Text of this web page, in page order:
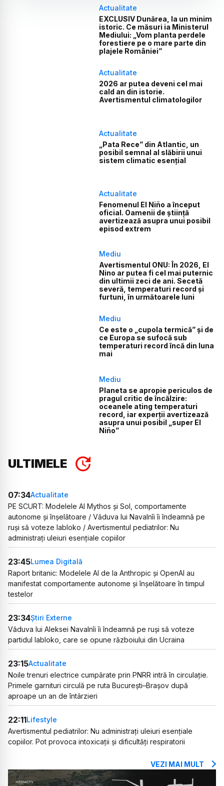
Actualitate
EXCLUSIV Dunărea, la un minim
istoric. Ce măsuri ia Ministerul
Mediului: „Vom planta perdele
forestiere pe o mare parte din
plajele României”
Actualitate
2026 ar putea deveni cel mai
cald an din istorie.
Avertismentul climatologilor
Actualitate
„Pata Rece” din Atlantic, un
posibil semnal al slăbirii unui
sistem climatic esențial
Actualitate
Fenomenul El Niño a început
oficial. Oamenii de știință
avertizează asupra unui posibil
episod extrem
Mediu
Avertismentul ONU: În 2026, El
Nino ar putea fi cel mai puternic
din ultimii zeci de ani. Secetă
severă, temperaturi record și
furtuni, în următoarele luni
Mediu
Ce este o „cupola termică” și de
ce Europa se sufocă sub
temperaturi record încă din luna
mai
Mediu
Planeta se apropie periculos de
pragul critic de încălzire:
oceanele ating temperaturi
record, iar experții avertizează
asupra unui posibil „super El
Niño”
ULTIMELE
07:34Actualitate
PE SCURT: Modelele AI Mythos și Sol, comportamente
autonome și înșelătoare / Văduva lui Navalnîi îi îndeamnă pe
ruși să voteze Iabloko / Avertismentul pediatrilor: Nu
administrați uleiuri esențiale copiilor
23:45Lumea Digitală
Raport britanic: Modelele AI de la Anthropic și OpenAI au
manifestat comportamente autonome și înșelătoare în timpul
testelor
23:34Știri Externe
Văduva lui Aleksei Navalnîi îi îndeamnă pe ruși să voteze
partidul Iabloko, care se opune războiului din Ucraina
23:15Actualitate
Noile trenuri electrice cumpărate prin PNRR intră în circulație.
Primele garnituri circulă pe ruta București–Brașov după
aproape un an de întârzieri
22:11Lifestyle
Avertismentul pediatrilor: Nu administrați uleiuri esențiale
copiilor. Pot provoca intoxicații și dificultăți respiratorii
VEZI MAI MULT